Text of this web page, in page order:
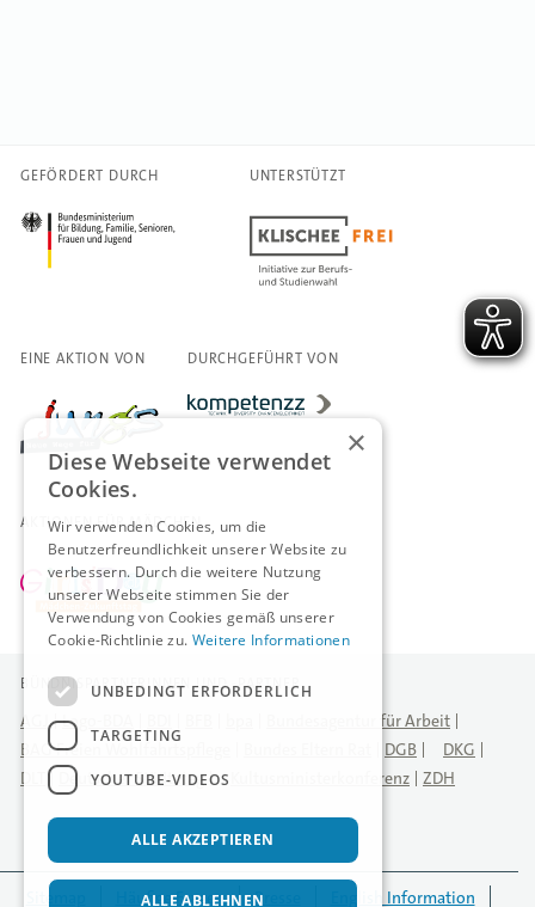
GEFÖRDERT DURCH UNTERSTÜTZT
EINE AKTION VON DURCHGEFÜHRT VON
AKTIONEN FÜR MÄDCHEN
BÜNDNISPARTNERINNEN UND -PARTNER
AGJ Logo-BDA
Bundesagentur für Arbeit
BAG Freien Wohlfahrtspflege
DGB
DKG
DLT
Deutscher Städtetag Kultusministerkonferenz ZDH
Häufige Fragen Presse English Information
×
Diese Webseite verwendet
Cookies.
Wir verwenden Cookies, um die
Benutzerfreundlichkeit unserer Website zu
verbessern. Durch die weitere Nutzung
unserer Webseite stimmen Sie der
Verwendung von Cookies gemäß unserer
Cookie-Richtlinie zu. Weitere Informationen
UNBEDINGT ERFORDERLICH
TARGETING
YOUTUBE-VIDEOS
ALLE AKZEPTIEREN
ALLE ABLEHNEN